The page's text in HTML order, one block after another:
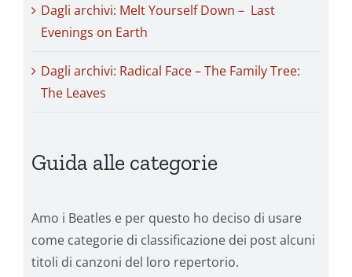
Dagli archivi: Melt Yourself Down – Last
Evenings on Earth
Dagli archivi: Radical Face – The Family Tree:
The Leaves
Guida alle categorie
Amo i Beatles e per questo ho deciso di usare
come categorie di classificazione dei post alcuni
titoli di canzoni del loro repertorio.